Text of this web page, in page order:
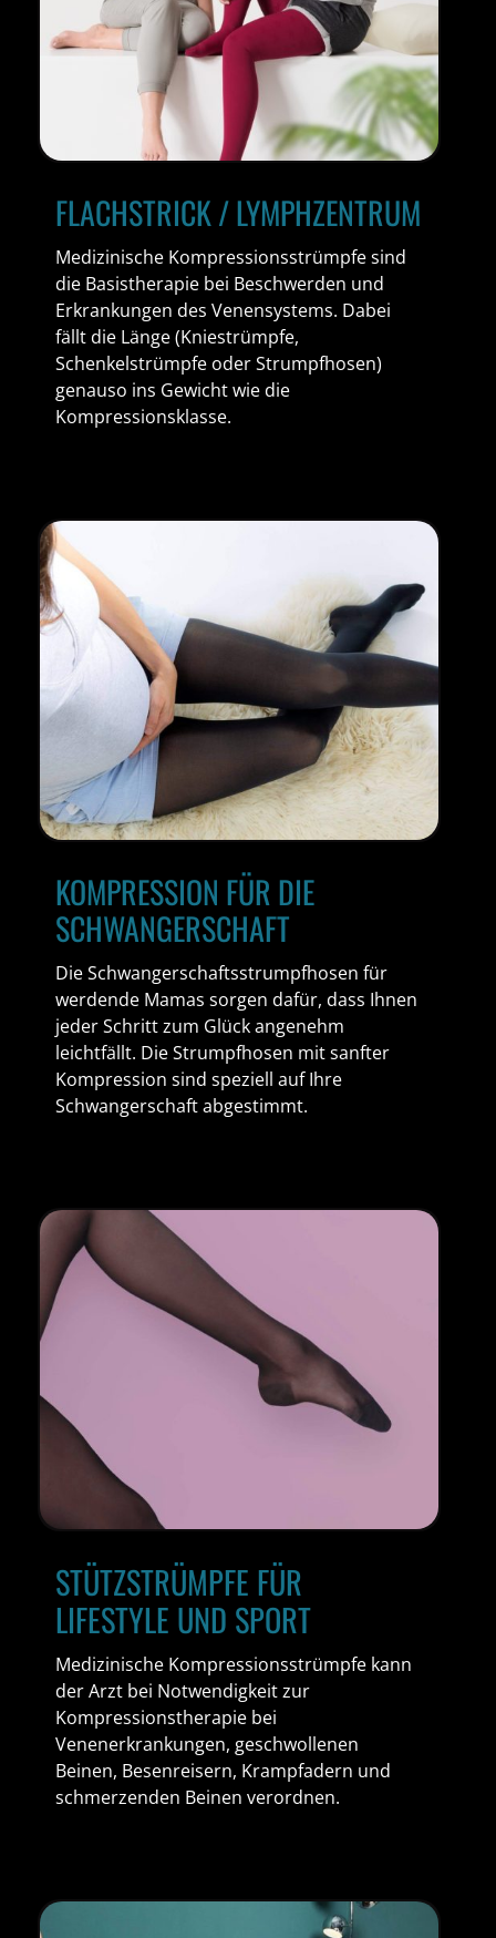
FLACHSTRICK / LYMPHZENTRUM
Medizinische Kompressionsstrümpfe sind
die Basistherapie bei Beschwerden und
Erkrankungen des Venensystems. Dabei
fällt die Länge (Kniestrümpfe,
Schenkelstrümpfe oder Strumpfhosen)
genauso ins Gewicht wie die
Kompressionsklasse.
KOMPRESSION FÜR DIE
SCHWANGERSCHAFT
Die Schwangerschaftsstrumpfhosen für
werdende Mamas sorgen dafür, dass Ihnen
jeder Schritt zum Glück angenehm
leichtfällt. Die Strumpfhosen mit sanfter
Kompression sind speziell auf Ihre
Schwangerschaft abgestimmt.
STÜTZSTRÜMPFE FÜR
LIFESTYLE UND SPORT
Medizinische Kompressionsstrümpfe kann
der Arzt bei Notwendigkeit zur
Kompressionstherapie bei
Venenerkrankungen, geschwollenen
Beinen, Besenreisern, Krampfadern und
schmerzenden Beinen verordnen.